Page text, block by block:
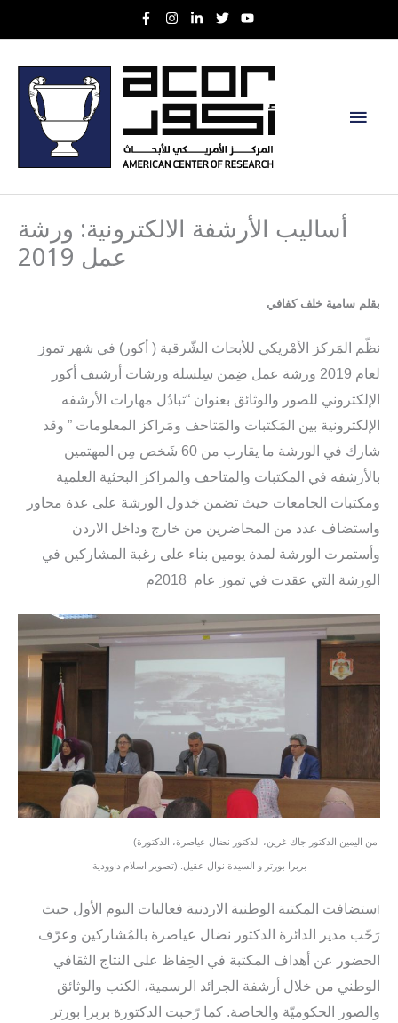
to
Main
أساليب الأرشفة الالكترونية: ورشة
عمل 2019
بقلم سامية خلف كفافي
نظّم
المَركز الأمْريكي للأبحاث الشّرقية ( أكور) في شهر تموز
لعام 2019 ورشة عمل ضِمن سِلسلة ورشات أرشيف أكور
الإلكتروني للصور والوثائق بعنوان “تبادُل مهارات الأرشفه
الإلكترونية بين المَكتبات والمَتاحف ومَراكز المعلومات ” وقد
شارك في الورشة ما يقارب من 60 شَخص مِن المهتمين
بالأرشفه في المكتبات والمتاحف والمراكز البحثية العلمية
ومكتبات الجامعات حيث تضمن جَدول الورشة على عدة محاور
واستضاف عدد من المحاضرين من خارج وداخل الاردن
وأستمرت الورشة لمدة يومين بناء على رغبة المشاركين في
الورشة التي عقدت في تموز عام 2018م
(من اليمين الدكتور جاك غرين، الدكتور نضال عياصرة، الدكتورة
بربرا بورتر و السيدة نوال عقيل. (تصوير اسلام داوودية
ستضافت المكتبة الوطنية الاردنية فعاليات اليوم الأول حيث
رَحّب مدير الدائرة الدكتور نضال عياصرة بالمُشاركين وعرّف
الحضور عن أهداف المكتبة في الحِفاظ على النتاج الثقافي
الوطني من خلال أرشفة الجرائد الرسمية، الكتب والوثائق
والصور الحكوميّة والخاصة. كما رّحبت الدكتورة بربرا بورتر